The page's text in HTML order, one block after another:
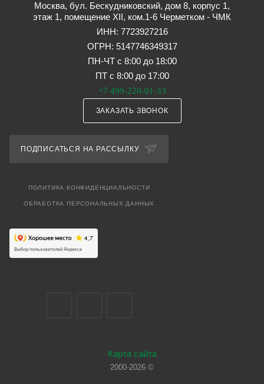
Москва, бул. Бескудниковский, дом 8, корпус 1,
этаж 1, помещение XII, ком.1-6 Черметком - ЧМК
ИНН: 7723927216
ОГРН: 5147746349317
ПН-ЧТ с 8:00 до 18:00
ПТ с 8:00 до 17:00
+7 499-220-01-33
ЗАКАЗАТЬ ЗВОНОК
ПОДПИСАТЬСЯ НА РАССЫЛКУ
ПОЛИТИКА КОНФИДЕНЦИАЛЬНОСТИ
ОБРАБОТКА ПЕРСОНАЛЬНЫХ ДАННЫХ
Карта сайта
2000-2026 ©